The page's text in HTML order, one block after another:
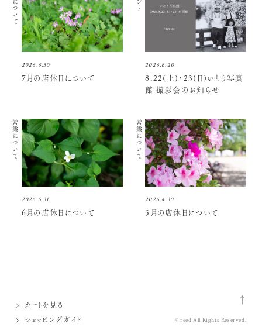
2026.6.30
7月の店休日について
2026.6.20
8.22(土)・23(日)いとう写真
館 撮影会のお知らせ
2026.5.31
営業について
6月の店休日について
2026.4.30
営業について
5月の店休日について
カートを見る
ショッピングガイド
© reed All Rights Reserved.